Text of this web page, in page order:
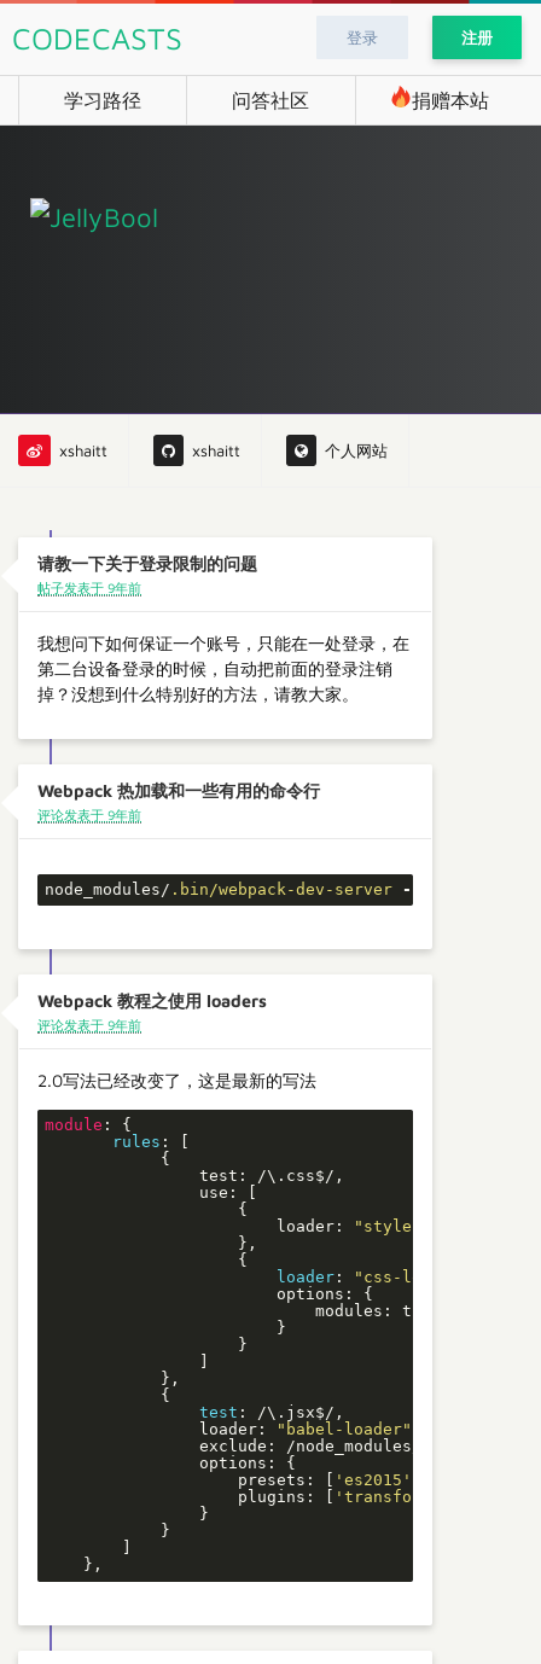
CODECASTS 登录 注册
学习路径 问答社区 捐赠本站
xshaitt xshaitt 个人网站
请教一下关于登录限制的问题
帖子发表于 9年前
我想问下如何保证一个账号，只能在一处登录，在
第二台设备登录的时候，自动把前面的登录注销
掉？没想到什么特别好的方法，请教大家。
Webpack 热加载和一些有用的命令行
评论发表于 9年前
node_modules/ .bin/webpack-dev-server --inline
Webpack 教程之使用 loaders
评论发表于 9年前
2.0写法已经改变了，这是最新的写法
module : {
rules : [
            {
                test: /\.css$/,
                use: [
                    {
                        loader:
"style-loader"
                    },
                    {
loader : "css-loader"
                        options: {
                            modules: true
                        }
                    }
            },
            {
test : /\.jsx$/,
                loader:
"babel-loader"
                exclude: /node_modules/,
                options: {
                    presets: [
'es2015'
                    plugins: [
'transform-runtime'
                }
            }
    },